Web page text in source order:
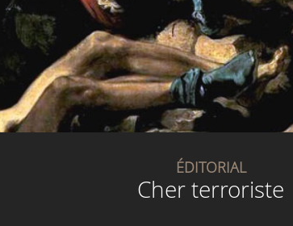
ÉDITORIAL
Cher terroriste